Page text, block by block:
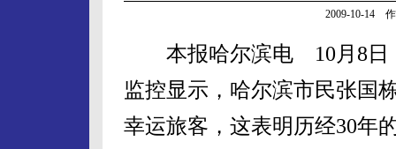
2009-10-14
本报哈尔滨电 10月8日，
监控显示，哈尔滨市民张国
幸运旅客，这表明历经30年